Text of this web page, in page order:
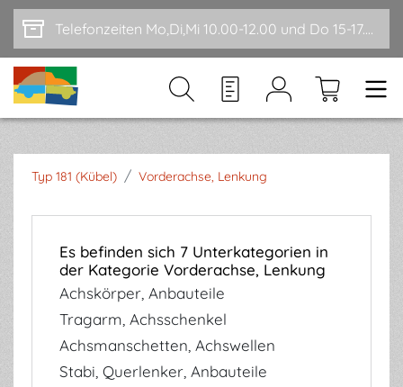
Zum Hauptinhalt springen Telefonzeiten Mo,Di,Mi 10.00-12.00 und Do 15-17.00
Typ 181 (Kübel) / Vorderachse, Lenkung
Es befinden sich 7 Unterkategorien in
der Kategorie Vorderachse, Lenkung
Achskörper, Anbauteile
Tragarm, Achsschenkel
Achsmanschetten, Achswellen
Stabi, Querlenker, Anbauteile